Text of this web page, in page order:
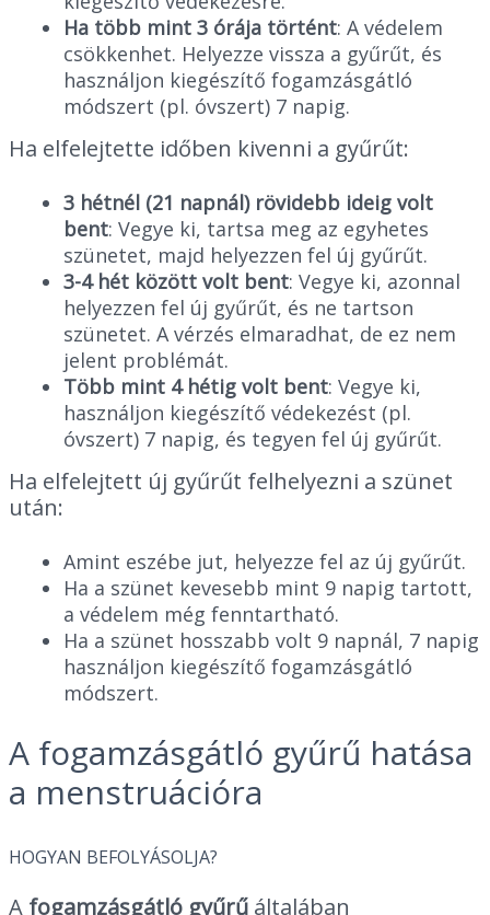
Ha több mint 3 órája történt: A védelem
csökkenhet. Helyezze vissza a gyűrűt, és
használjon kiegészítő fogamzásgátló
módszert (pl. óvszert) 7 napig.
Ha elfelejtette időben kivenni a gyűrűt:
3 hétnél (21 napnál) rövidebb ideig volt
bent: Vegye ki, tartsa meg az egyhetes
szünetet, majd helyezzen fel új gyűrűt.
3-4 hét között volt bent: Vegye ki, azonnal
helyezzen fel új gyűrűt, és ne tartson
szünetet. A vérzés elmaradhat, de ez nem
jelent problémát.
Több mint 4 hétig volt bent: Vegye ki,
használjon kiegészítő védekezést (pl.
óvszert) 7 napig, és tegyen fel új gyűrűt.
Ha elfelejtett új gyűrűt felhelyezni a szünet
után:
Amint eszébe jut, helyezze fel az új gyűrűt.
Ha a szünet kevesebb mint 9 napig tartott,
a védelem még fenntartható.
Ha a szünet hosszabb volt 9 napnál, 7 napig
használjon kiegészítő fogamzásgátló
módszert.
A fogamzásgátló gyűrű hatása
a menstruációra
HOGYAN BEFOLYÁSOLJA?
A fogamzásgátló gyűrű általában